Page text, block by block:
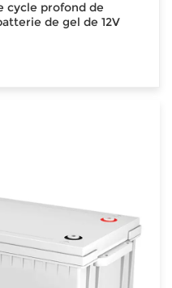
cycle profond de
de gel de 12V